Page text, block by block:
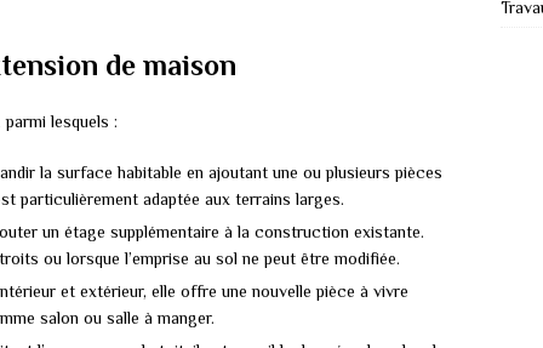
de maison
parmi lesquels :
la surface habitable en ajoutant une ou plusieurs pièces
particulièrement adaptée aux terrains larges.
un étage supplémentaire à la construction existante.
ou lorsque l’emprise au sol ne peut être modifiée.
et extérieur, elle offre une nouvelle pièce à vivre
salon ou salle à manger.